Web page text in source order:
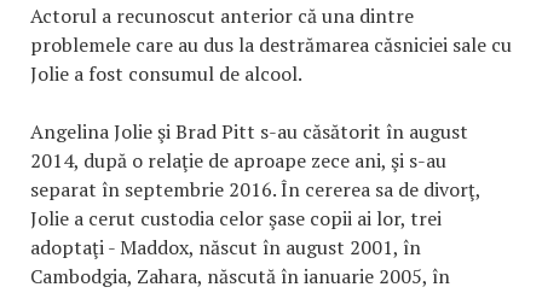
Actorul a recunoscut anterior că una dintre
problemele care au dus la destrămarea căsniciei sale cu
Jolie a fost consumul de alcool.
Angelina Jolie şi Brad Pitt s-au căsătorit în august
2014, după o relaţie de aproape zece ani, şi s-au
separat în septembrie 2016. În cererea sa de divorţ,
Jolie a cerut custodia celor şase copii ai lor, trei
adoptaţi - Maddox, născut în august 2001, în
Cambodgia, Zahara, născută în ianuarie 2005, în